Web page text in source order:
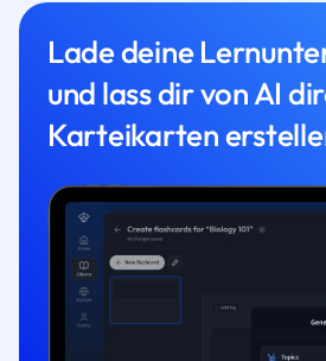
Lade deine
und lass dir von AI
Karteikarten